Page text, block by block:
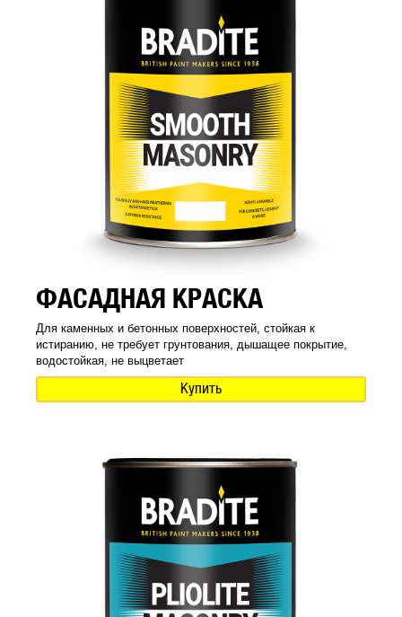
ФАСАДНАЯ КРАСКА
Для каменных и бетонных поверхностей, стойкая к
истиранию, не требует грунтования, дышащее покрытие,
водостойкая, не выцветает
Купить